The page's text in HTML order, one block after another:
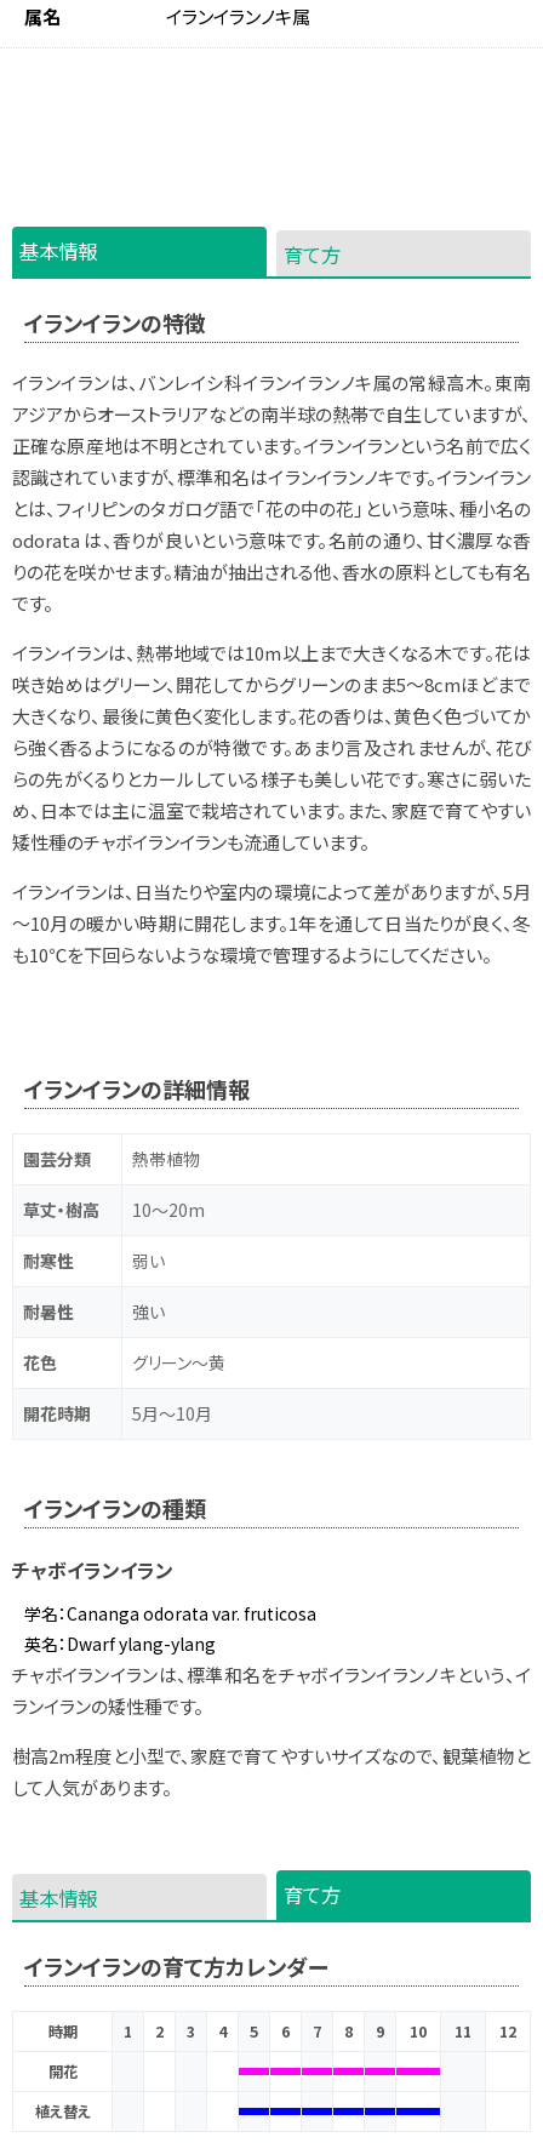
属名 イランイランノキ属
基本情報 育て方
イランイランの特徴
イランイランは、バンレイシ科イランイランノキ属の常緑高木。東南
アジアからオーストラリアなどの南半球の熱帯で自生していますが、
正確な原産地は不明とされています。イランイランという名前で広く
認識されていますが、標準和名はイランイランノキです。イランイラン
とは、フィリピンのタガログ語で「花の中の花」という意味、種小名の
odorata は、香りが良いという意味です。名前の通り、甘く濃厚な香
りの花を咲かせます。精油が抽出される他、香水の原料としても有名
です。
イランイランは、熱帯地域では10m以上まで大きくなる木です。花は
咲き始めはグリーン、開花してからグリーンのまま5～8cmほどまで
大きくなり、最後に黄色く変化します。花の香りは、黄色く色づいてか
ら強く香るようになるのが特徴です。あまり言及されませんが、花び
らの先がくるりとカールしている様子も美しい花です。寒さに弱いた
め、日本では主に温室で栽培されています。また、家庭で育てやすい
矮性種のチャボイランイランも流通しています。
イランイランは、日当たりや室内の環境によって差がありますが、5月
～10月の暖かい時期に開花します。1年を通して日当たりが良く、冬
も10℃を下回らないような環境で管理するようにしてください。
イランイランの詳細情報
園芸分類 熱帯植物
草丈・樹高 10～20m
耐寒性 弱い
耐暑性 強い
花色 グリーン～黄
開花時期 5月～10月
イランイランの種類
チャボイランイラン
学名：Cananga odorata var. fruticosa
英名：Dwarf ylang-ylang
チャボイランイランは、標準和名をチャボイランイランノキという、イ
ランイランの矮性種です。
樹高2m程度と小型で、家庭で育てやすいサイズなので、観葉植物と
して人気があります。
基本情報 育て方
イランイランの育て方カレンダー
時期 1 2 3 4 5 6 7 8 9 10 11
12
開花
植え替え